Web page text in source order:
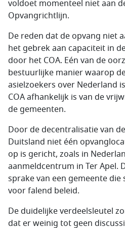
voldoet momenteel niet aan
Opvangrichtlijn.
De reden dat de opvang niet
het gebrek aan capaciteit in
door het COA. Eén van de
bestuurlijke manier waarop
asielzoekers over Nederland
COA afhankelijk is van de
de gemeenten.
Door de decentralisatie van
Duitsland niet één
op is gericht, zoals in
aanmeldcentrum in Ter Apel.
sprake van een gemeente
voor falend beleid.
De duidelijke verdeelsleutel
dat er weinig tot geen